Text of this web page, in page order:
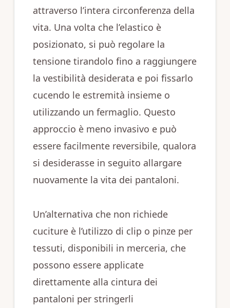
attraverso l’intera circonferenza della
vita. Una volta che l’elastico è
posizionato, si può regolare la
tensione tirandolo fino a raggiungere
la vestibilità desiderata e poi fissarlo
cucendo le estremità insieme o
utilizzando un fermaglio. Questo
approccio è meno invasivo e può
essere facilmente reversibile, qualora
si desiderasse in seguito allargare
nuovamente la vita dei pantaloni.
Un’alternativa che non richiede
cuciture è l’utilizzo di clip o pinze per
tessuti, disponibili in merceria, che
possono essere applicate
direttamente alla cintura dei
pantaloni per stringerli